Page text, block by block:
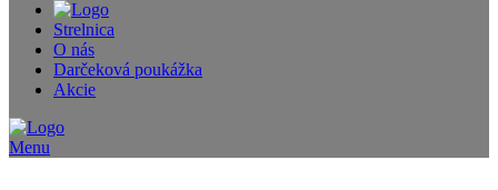
Strelnica
O nás
Darčeková poukážka
Akcie
Menu